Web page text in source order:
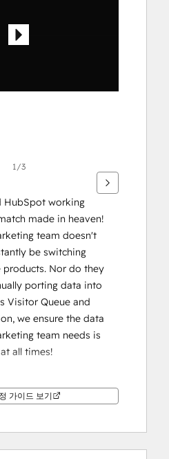
1/3
HubSpot working
made in heaven!
team doesn't
be switching
products. Nor do they
porting data into
Visitor Queue and
we ensure the data
team needs is
all times!
abilities using the
with HubSpot:
identified in
as Company records in
가이드 보기